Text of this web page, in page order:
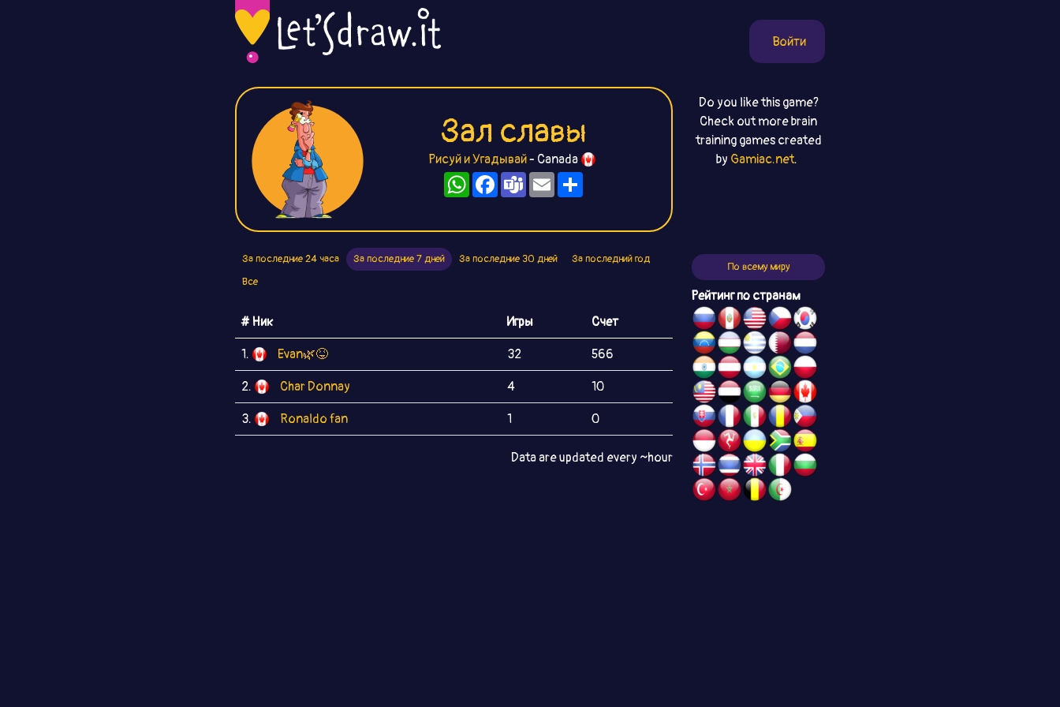
Войти
Зал славы
Рисуй и Угадывай- Canada
WhatsAppFacebook
TeamsEmailРесурс
Do you like this game?
Check out more brain
training games created
by Gamiac.net.
За последние 24 часа За последние 7 дней За последние 30 дней
За последний год
Все
# Ник Игры Счет
1. Evan🌿😝 32 566
2. Char Donnay 4 10
3. Ronaldo fan 1 0
Data are updated every ~hour
По всему миру
Рейтинг по странам